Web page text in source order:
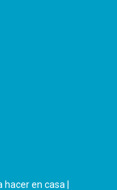
en casa |